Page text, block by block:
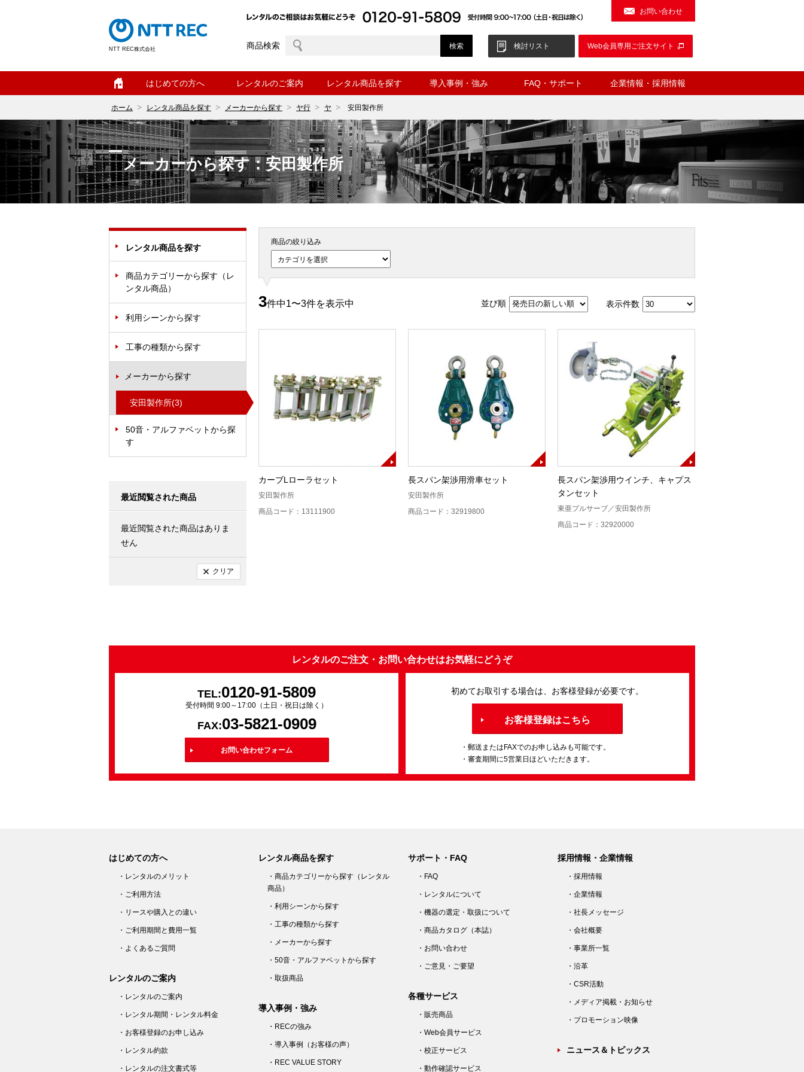
NTT REC株式会社
お問い合わせ
商品検索 検討リスト Web会員専用ご注文サイト
はじめての方へ レンタルのご案内 レンタル商品を探す 導入事例・強み FAQ・サポート 企業情報・採用情報
ホーム レンタル商品を探す メーカーから探す ヤ行 ヤ 安田製作所
メーカーから探す：安田製作所
レンタル商品を探す
商品カテゴリーから探す（レ
ンタル商品）
利用シーンから探す
工事の種類から探す
メーカーから探す
安田製作所(3)
50音・アルファベットから探
す
最近閲覧された商品
最近閲覧された商品はありま
せん
クリア
商品の絞り込み
3件中1〜3件を表示中 並び順 表示件数
カーブLローラセット
安田製作所
商品コード：13111900
長スパン架渉用滑車セット
安田製作所
商品コード：32919800
長スパン架渉用ウインチ、キャプス
タンセット
東亜プルサーブ／安田製作所
商品コード：32920000
レンタルのご注文・お問い合わせはお気軽にどうぞ
TEL:0120-91-5809
受付時間 9:00～17:00（土日・祝日は除く）
FAX:03-5821-0909
お問い合わせフォーム
初めてお取引する場合は、お客様登録が必要です。
お客様登録はこちら
・郵送またはFAXでのお申し込みも可能です。
・審査期間に5営業日ほどいただきます。
はじめての方へ
・レンタルのメリット
・ご利用方法
・リースや購入との違い
・ご利用期間と費用一覧
・よくあるご質問
レンタルのご案内
・レンタルのご案内
・レンタル期間・レンタル料金
・お客様登録のお申し込み
・レンタル約款
・レンタルの注文書式等
レンタル商品を探す
・商品カテゴリーから探す（レンタル
商品）
・利用シーンから探す
・工事の種類から探す
・メーカーから探す
・50音・アルファベットから探す
・取扱商品
導入事例・強み
・RECの強み
・導入事例（お客様の声）
・REC VALUE STORY
サポート・FAQ
・FAQ
・レンタルについて
・機器の選定・取扱について
・商品カタログ（本誌）
・お問い合わせ
・ご意見・ご要望
各種サービス
・販売商品
・Web会員サービス
・校正サービス
・動作確認サービス
採用情報・企業情報
・採用情報
・企業情報
・社長メッセージ
・会社概要
・事業所一覧
・沿革
・CSR活動
・メディア掲載・お知らせ
・プロモーション映像
ニュース＆トピックス